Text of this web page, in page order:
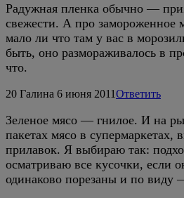
Радужная пленка обычно —
свежести. А про замороженное
мало ли что там у вас в
быть, оно размораживалось в
что.
20 Галина 6 июня 2011Ответить
Зеленое мясо — гнилое. И на
пакетах мясо в супермаркетах,
прилавок. Я выбираю так:
осматриваю все кусочки, если
одинаково порезаны и по виду